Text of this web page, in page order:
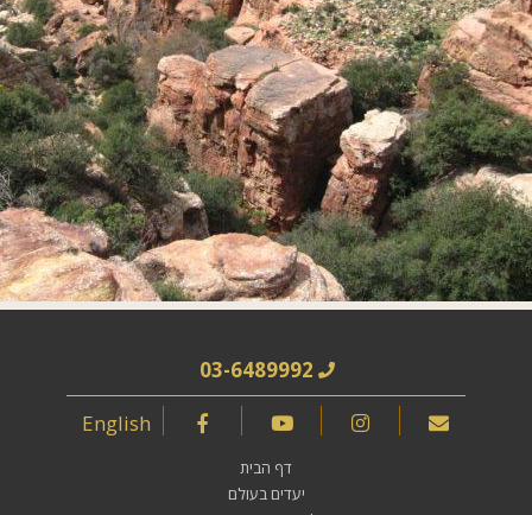
03-6489992
English
דף הבית
יעדים בעולם